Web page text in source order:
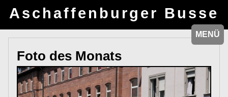
Aschaffenburger Busse
MENÜ
MENÜ
Foto des Monats